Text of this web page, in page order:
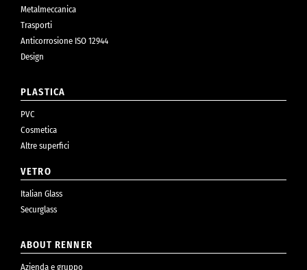
Metalmeccanica
Trasporti
Anticorrosione ISO 12944
Design
PLASTICA
PVC
Cosmetica
Altre superfici
VETRO
Italian Glass
Securglass
ABOUT RENNER
Azienda e gruppo